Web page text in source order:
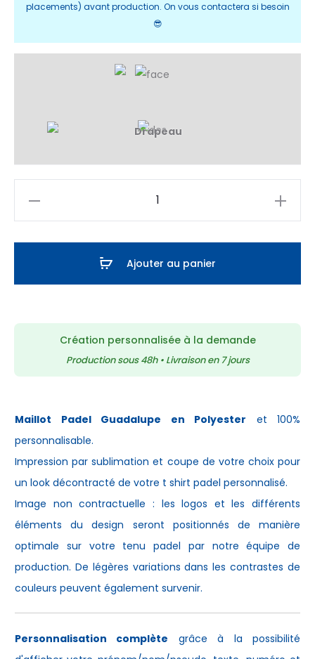
placements) avant production. On vous contactera si besoin
😎
Ajouter au panier
Création personnalisée à la demande
Production sous 48h • Livraison en 7 jours
Maillot Padel Guadalupe en Polyester et 100%
personnalisable.
Impression par sublimation et coupe de votre choix pour
un look décontracté de votre t shirt padel personnalisé.
Image non contractuelle : les logos et les différents
éléments du design seront positionnés de manière
optimale sur votre tenu padel par notre équipe de
production. De légères variations dans les contrastes de
couleurs peuvent également survenir.
Personnalisation complète grâce à la possibilité